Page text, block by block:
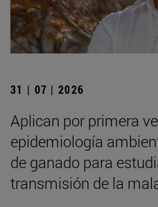
31 | 07 | 2026
Aplican por primera
epidemiología
de ganado para
transmisión de la